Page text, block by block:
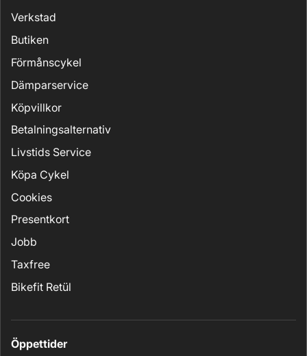
Verkstad
Butiken
Förmånscykel
Dämparservice
Köpvillkor
Betalningsalternativ
Livstids Service
Köpa Cykel
Cookies
Presentkort
Jobb
Taxfree
Bikefit Retül
Öppettider